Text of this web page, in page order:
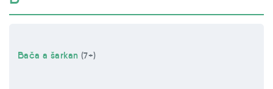
Bača a šarkan (7+)